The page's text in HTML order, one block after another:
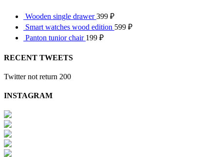
Wooden single drawer399 ₽
Smart watches wood edition 599 ₽
Panton tunior chair 199 ₽
RECENT TWEETS
Twitter not return 200
INSTAGRAM